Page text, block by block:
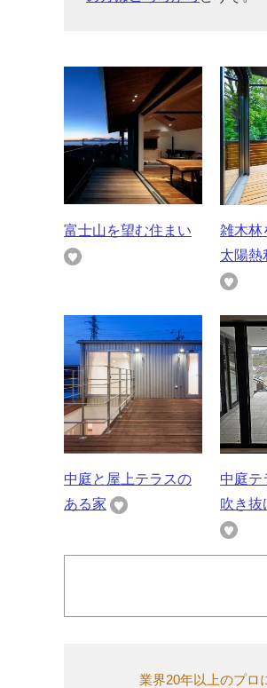
富士山を望む住まい
雑木林
太陽熱
中庭と屋上テラスの
ある家
中庭テ
吹き抜
業界20年以上のプロ